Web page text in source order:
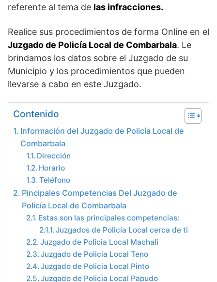
referente al tema de las infracciones.
Realice sus procedimientos de forma Online en el
Juzgado de Policía Local de Combarbala. Le
brindamos los datos sobre el Juzgado de su
Municipio y los procedimientos que pueden
llevarse a cabo en este Juzgado.
Contenido
Información del Juzgado de Policía Local de
Combarbala
Dirección
Horario
Teléfono
Pincipales Competencias Del Juzgado de
Policía Local de Combarbala
Estas son las principales competencias:
Juzgados de Policía Local cerca de ti
Juzgado de Policia Local Machali
Juzgado de Policia Local Teno
Juzgado de Policia Local Pinto
Juzgado de Policia Local Papudo